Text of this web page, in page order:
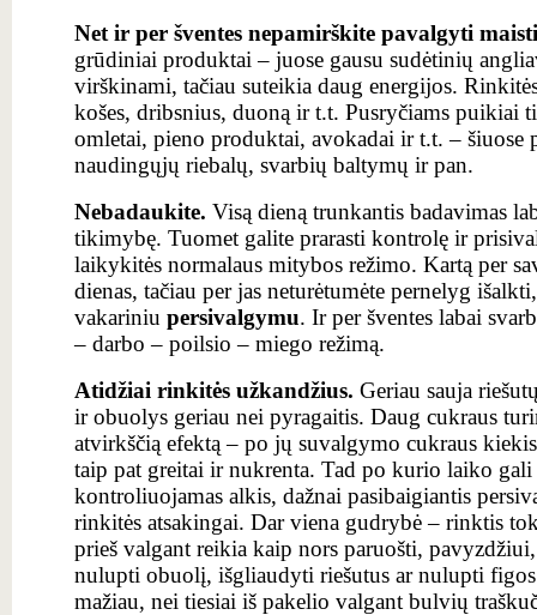
Net ir per šventes nepamirškite pavalgyti
grūdiniai produktai – juose gausu sudėtinių
virškinami, tačiau suteikia daug energijos.
košes, dribsnius, duoną ir t.t. Pusryčiams puikiai
omletai, pieno produktai, avokadai ir t.t. – šiuose
naudingųjų riebalų, svarbių baltymų ir pan.
Nebadaukite. Visą dieną trunkantis badavimas
tikimybę. Tuomet galite prarasti kontrolę ir
laikykitės normalaus mitybos režimo. Kartą per
dienas, tačiau per jas neturėtumėte pernelyg
vakariniu persivalgymu. Ir per šventes labai
– darbo – poilsio – miego režimą.
Atidžiai rinkitės užkandžius. Geriau sauja
ir obuolys geriau nei pyragaitis. Daug cukraus
atvirkščią efektą – po jų suvalgymo cukraus
taip pat greitai ir nukrenta. Tad po kurio laiko
kontroliuojamas alkis, dažnai pasibaigiantis
rinkitės atsakingai. Dar viena gudrybė – rinktis
prieš valgant reikia kaip nors paruošti,
nulupti obuolį, išgliaudyti riešutus ar nulupti
mažiau, nei tiesiai iš pakelio valgant bulvių